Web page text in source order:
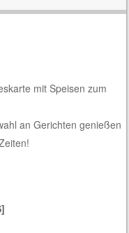
mit Speisen zum
an Gerichten genießen